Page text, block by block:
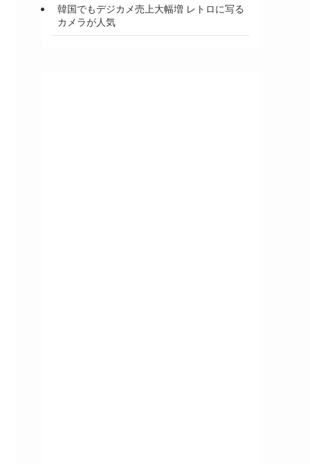
韓国でもデジカメ売上大幅増 レトロに写る
カメラが人気